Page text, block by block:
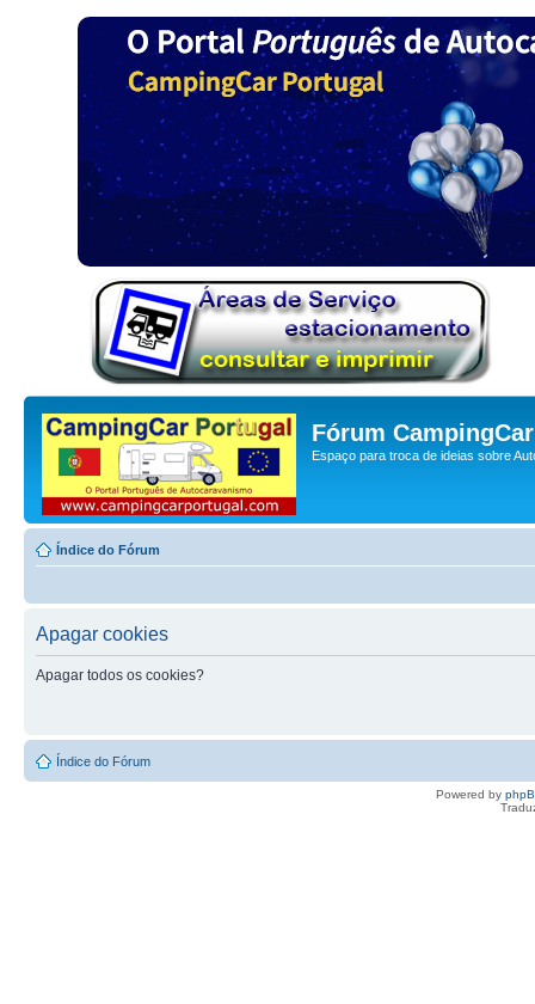
Fórum
Espaço para troca de ideias sobre
Índice do Fórum
Apagar cookies
Apagar todos os cookies?
Índice do Fórum
Powered by